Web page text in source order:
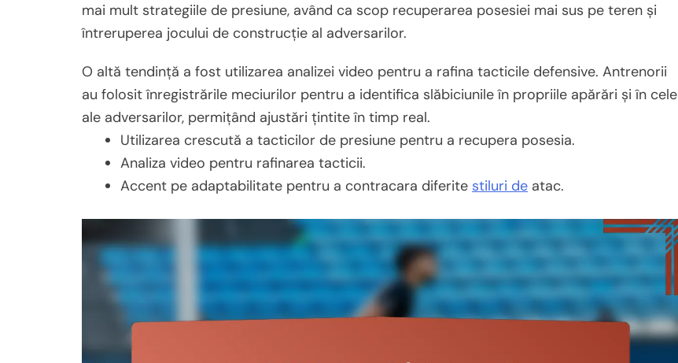
mai mult strategiile de presiune, având ca scop recuperarea posesiei mai sus pe teren și
întreruperea jocului de construcție al adversarilor.
O altă tendință a fost utilizarea analizei video pentru a rafina tacticile defensive. Antrenorii
au folosit înregistrările meciurilor pentru a identifica slăbiciunile în propriile apărări și în cele
ale adversarilor, permițând ajustări țintite în timp real.
Utilizarea crescută a tacticilor de presiune pentru a recupera posesia.
Analiza video pentru rafinarea tacticii.
Accent pe adaptabilitate pentru a contracara diferite stiluri de atac.